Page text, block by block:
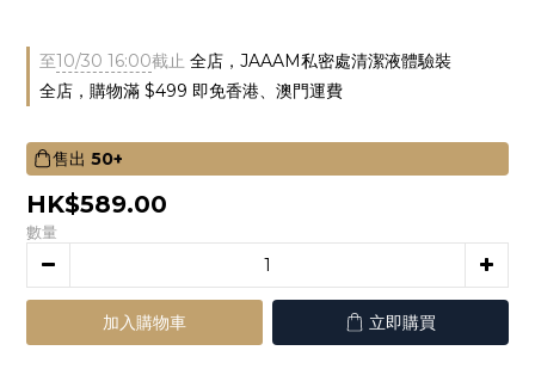
至10/30 16:00截止 全店，JAAAM私密處清潔液體驗裝
全店，購物滿 $499 即免香港、澳門運費
售出 50+
HK$589.00
數量
加入購物車 立即購買